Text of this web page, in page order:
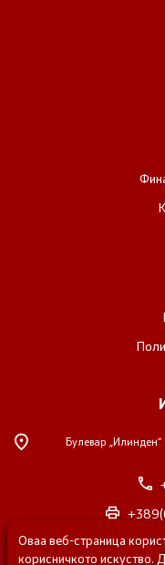
Булевар „Илинден“
Оваа веб-страница
корисничкото искуство.